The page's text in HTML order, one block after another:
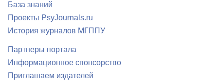
База знаний
Проекты PsyJournals.ru
История журналов МГППУ
Партнеры портала
Информационное спонсорство
Приглашаем издателей